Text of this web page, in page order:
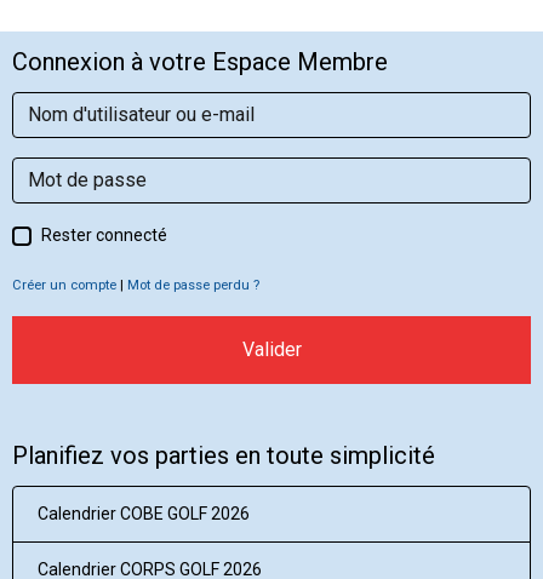
Connexion à votre Espace Membre
Rester connecté
Créer un compte | Mot de passe perdu ?
Valider
Planifiez vos parties en toute simplicité
Calendrier COBE GOLF 2026
Calendrier CORPS GOLF 2026